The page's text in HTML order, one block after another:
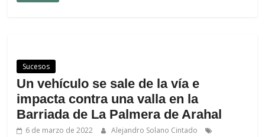
Sucesos
Un vehículo se sale de la vía e
impacta contra una valla en la
Barriada de La Palmera de Arahal
6 de marzo de 2022
Alejandro Solano Cintado